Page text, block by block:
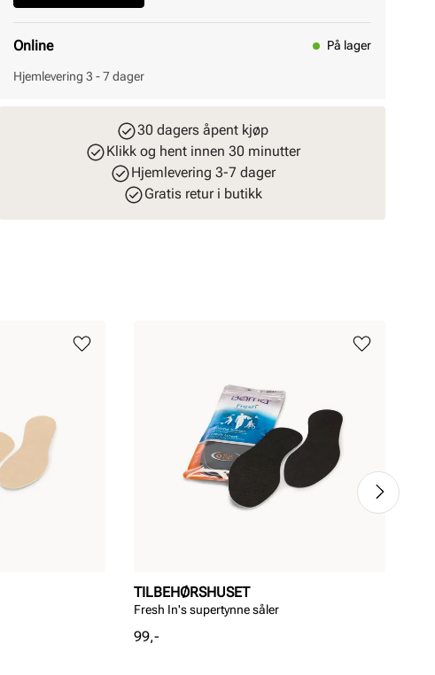
Online På lager
Hjemlevering 3 - 7 dager
30 dagers åpent kjøp
Klikk og hent innen 30 minutter
Hjemlevering 3-7 dager
Gratis retur i butikk
TILBEHØRSHUSET
Fresh In's supertynne såler
Pris
99,-